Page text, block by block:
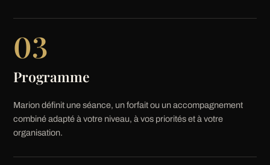
03
Programme
Marion définit une séance, un forfait ou un accompagnement
combiné adapté à votre niveau, à vos priorités et à votre
organisation.